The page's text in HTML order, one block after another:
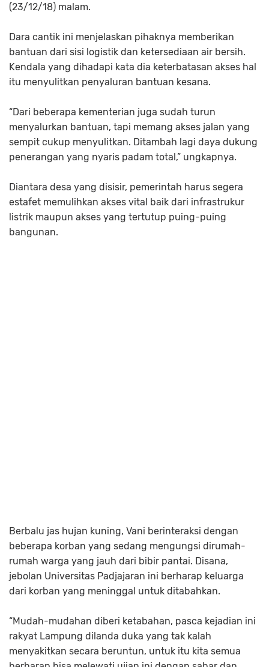
(23/12/18) malam.
Dara cantik ini menjelaskan pihaknya memberikan
bantuan dari sisi logistik dan ketersediaan air bersih.
Kendala yang dihadapi kata dia keterbatasan akses hal
itu menyulitkan penyaluran bantuan kesana.
“Dari beberapa kementerian juga sudah turun
menyalurkan bantuan, tapi memang akses jalan yang
sempit cukup menyulitkan. Ditambah lagi daya dukung
penerangan yang nyaris padam total,” ungkapnya.
Diantara desa yang disisir, pemerintah harus segera
estafet memulihkan akses vital baik dari infrastrukur
listrik maupun akses yang tertutup puing-puing
bangunan.
Berbalu jas hujan kuning, Vani berinteraksi dengan
beberapa korban yang sedang mengungsi dirumah-
rumah warga yang jauh dari bibir pantai. Disana,
jebolan Universitas Padjajaran ini berharap keluarga
dari korban yang meninggal untuk ditabahkan.
“Mudah-mudahan diberi ketabahan, pasca kejadian ini
rakyat Lampung dilanda duka yang tak kalah
menyakitkan secara beruntun, untuk itu kita semua